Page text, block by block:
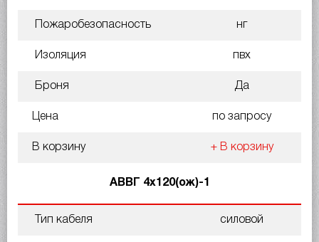
Пожаробезопасность нг
Изоляция пвх
Броня Да
Цена по запросу
В корзину + В корзину
АВВГ 4х120(ож)-1
Тип кабеля силовой